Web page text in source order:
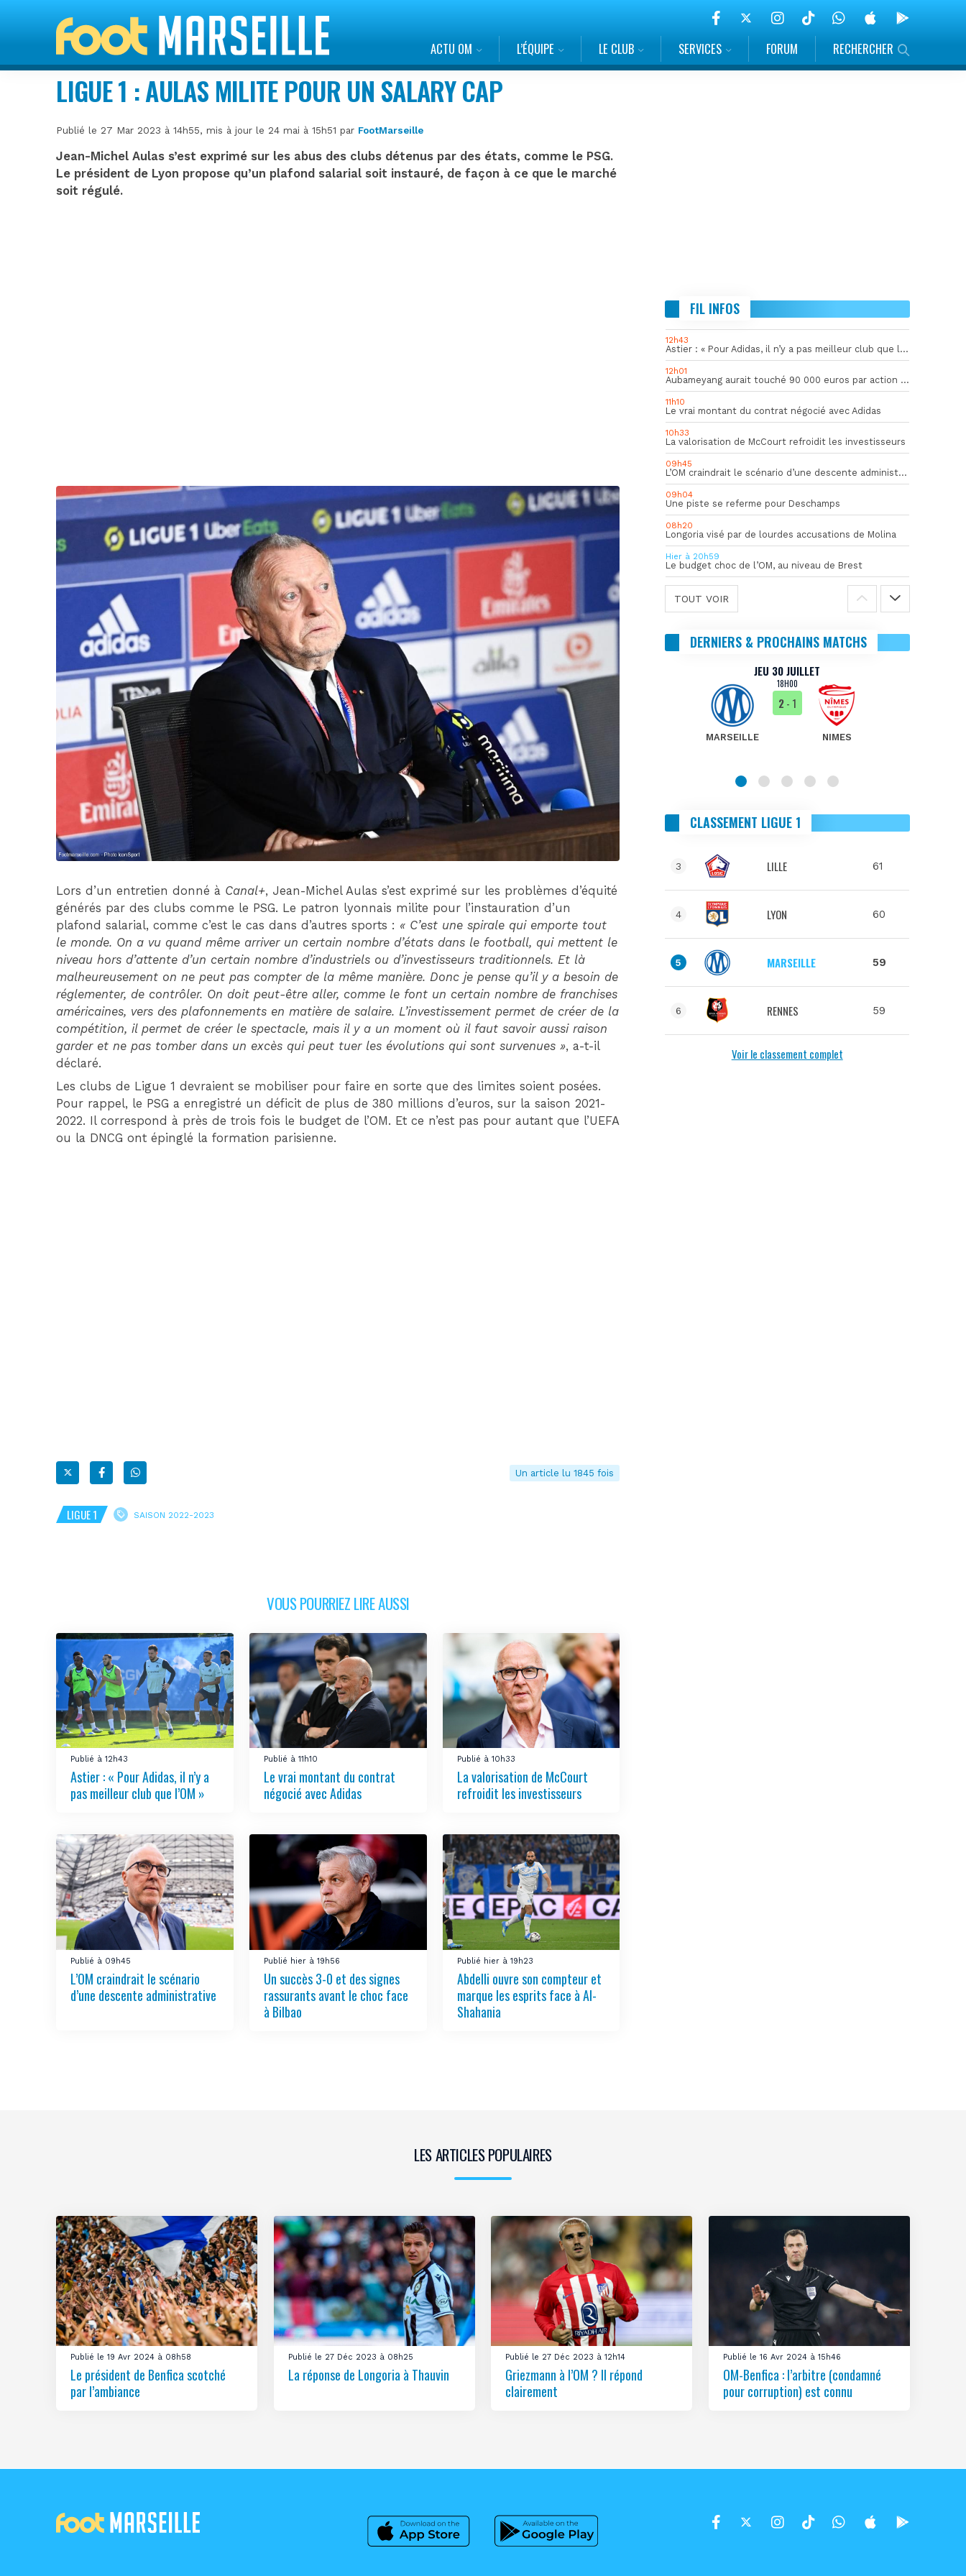
ACTU OM L’ÉQUIPE LE CLUB SERVICES FORUM RECHERCHER
LIGUE 1 : AULAS MILITE POUR UN SALARY CAP
Publié le 27 Mar 2023 à 14h55, mis à jour le 24 mai à 15h51 par FootMarseille
Jean-Michel Aulas s’est exprimé sur les abus des clubs détenus par des états, comme le PSG.
Le président de Lyon propose qu’un plafond salarial soit instauré, de façon à ce que le marché
soit régulé.
Lors d’un entretien donné à Canal+, Jean-Michel Aulas s’est exprimé sur les problèmes d’équité
générés par des clubs comme le PSG. Le patron lyonnais milite pour l’instauration d’un
plafond salarial, comme c’est le cas dans d’autres sports : « C’est une spirale qui emporte tout
le monde. On a vu quand même arriver un certain nombre d’états dans le football, qui mettent le
niveau hors d’attente d’un certain nombre d’industriels ou d’investisseurs traditionnels. Et là
malheureusement on ne peut pas compter de la même manière. Donc je pense qu’il y a besoin de
réglementer, de contrôler. On doit peut-être aller, comme le font un certain nombre de franchises
américaines, vers des plafonnements en matière de salaire. L’investissement permet de créer de la
compétition, il permet de créer le spectacle, mais il y a un moment où il faut savoir aussi raison
garder et ne pas tomber dans un excès qui peut tuer les évolutions qui sont survenues », a-t-il
déclaré.
Les clubs de Ligue 1 devraient se mobiliser pour faire en sorte que des limites soient posées.
Pour rappel, le PSG a enregistré un déficit de plus de 380 millions d’euros, sur la saison 2021-
2022. Il correspond à près de trois fois le budget de l’OM. Et ce n’est pas pour autant que l’UEFA
ou la DNCG ont épinglé la formation parisienne.
Un article lu 1845 fois
LIGUE 1 SAISON 2022-2023
VOUS POURRIEZ LIRE AUSSI
Publié à 12h43
Astier : « Pour Adidas, il n’y a
pas meilleur club que l’OM »
Publié à 11h10
Le vrai montant du contrat
négocié avec Adidas
Publié à 10h33
La valorisation de McCourt
refroidit les investisseurs
Publié à 09h45
L’OM craindrait le scénario
d’une descente administrative
Publié hier à 19h56
Un succès 3-0 et des signes
rassurants avant le choc face
à Bilbao
Publié hier à 19h23
Abdelli ouvre son compteur et
marque les esprits face à Al-
Shahania
FIL INFOS
12h43
Astier : « Pour Adidas, il n’y a pas meilleur club que l’OM »
12h01
Aubameyang aurait touché 90 000 euros par action décisive
11h10
Le vrai montant du contrat négocié avec Adidas
10h33
La valorisation de McCourt refroidit les investisseurs
09h45
L’OM craindrait le scénario d’une descente administrative
09h04
Une piste se referme pour Deschamps
08h20
Longoria visé par de lourdes accusations de Molina
Hier à 20h59
Le budget choc de l’OM, au niveau de Brest
TOUT VOIR
DERNIERS & PROCHAINS MATCHS
DIM 30 AOÛT
20H45
MONACO MARSEILLE
JEU 30 JUILLET
18H00
MARSEILLE
2- 1
NIMES
CLASSEMENT LIGUE 1
3 LILLE 61
4 LYON 60
5 MARSEILLE 59
6 RENNES 59
Voir le classement complet
LES ARTICLES POPULAIRES
Publié le 19 Avr 2024 à 08h58
Le président de Benfica scotché
par l’ambiance
Publié le 27 Déc 2023 à 08h25
La réponse de Longoria à Thauvin
Publié le 27 Déc 2023 à 12h14
Griezmann à l’OM ? Il répond
clairement
Publié le 16 Avr 2024 à 15h46
OM-Benfica : l’arbitre (condamné
pour corruption) est connu